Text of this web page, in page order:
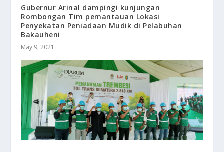
Gubernur Arinal dampingi kunjungan
Rombongan Tim pemantauan Lokasi
Penyekatan Peniadaan Mudik di Pelabuhan
Bakauheni
May 9, 2021